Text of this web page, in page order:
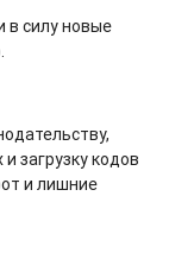
в силу новые
загрузку кодов
и лишние